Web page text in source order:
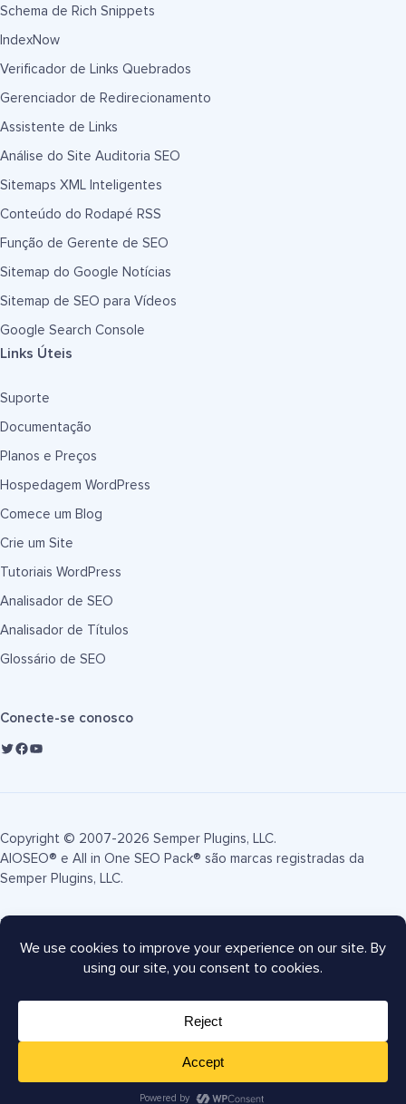
Schema de Rich Snippets
IndexNow
Verificador de Links Quebrados
Gerenciador de Redirecionamento
Assistente de Links
Análise do Site Auditoria SEO
Sitemaps XML Inteligentes
Conteúdo do Rodapé RSS
Função de Gerente de SEO
Sitemap do Google Notícias
Sitemap de SEO para Vídeos
Google Search Console
Links Úteis
Suporte
Documentação
Planos e Preços
Hospedagem WordPress
Comece um Blog
Crie um Site
Tutoriais WordPress
Analisador de SEO
Analisador de Títulos
Glossário de SEO
Conecte-se conosco
Copyright © 2007-2026 Semper Plugins, LLC.
AIOSEO® e All in One SEO Pack® são marcas registradas da
Semper Plugins, LLC.
Termos de Serviço
Mapa do site
Cupom AIOSEO